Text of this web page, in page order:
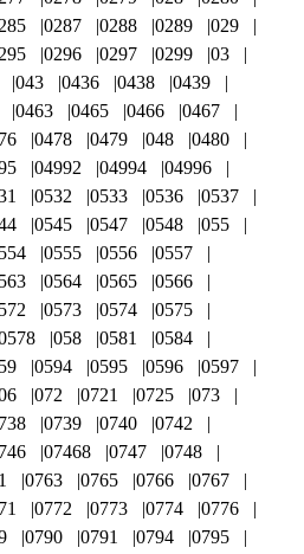
0287 0288 0289
029
0296 0297 0299
03
043 0436 0438
0439
0463 0465 0466
0467
0478 0479 048
0480
04992 04994
04996
0532 0533 0536
0537
0545 0547 0548
055
0555 0556
0557
0564 0565
0566
0573 0574
0575
058 0581
0584
0594 0595 0596
0597
072 0721 0725
073
0739 0740
0742
07468 0747
0748
0763 0765 0766
0767
0772 0773 0774
0776
0790 0791 0794
0795